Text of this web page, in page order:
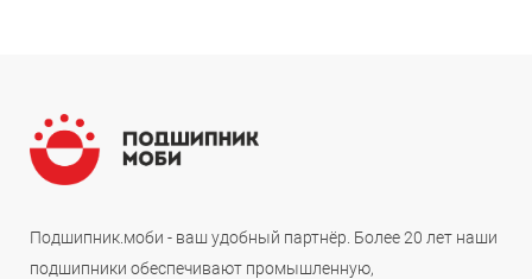
Подшипник.моби - ваш удобный партнёр. Более 20 лет наши
подшипники обеспечивают промышленную,